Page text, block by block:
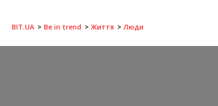
BIT.UA Be in trend Життя Люди